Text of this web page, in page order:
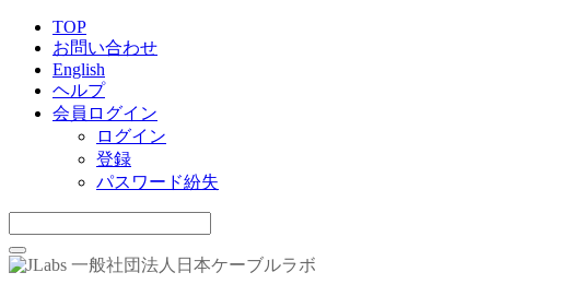
TOP
お問い合わせ
English
ヘルプ
会員ログイン
ログイン
登録
パスワード紛失
一般社団法人日本ケーブルラボ